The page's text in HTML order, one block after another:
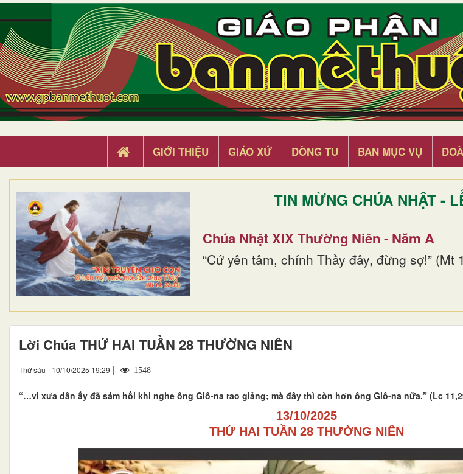
GIỚI THIỆU GIÁO XỨ DÒNG TU BAN MỤC VỤ
TIN MỪNG CHÚA NHẬT -
Chúa Nhật XIX Thường Niên - Năm A
“Cứ yên tâm, chính Thầy đây, đừng sợ!” (Mt
Lời Chúa THỨ HAI TUẦN 28 THƯỜNG NIÊN
Thứ sáu - 10/10/2025 19:29 | 1548
“…vì xưa dân ấy đã sám hối khi nghe ông Giô-na rao giảng; mà đây thì còn hơn ông Giô-na nữa.” (Lc
13/10/2025
THỨ HAI TUẦN 28 THƯỜNG NIÊN